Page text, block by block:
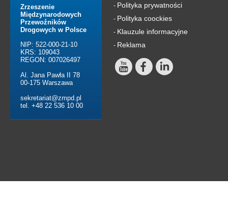
Zrzeszenie
Międzynarodowych
Przewoźników
Drogowych w Polsce
NIP: 522-000-21-10
KRS: 109043
REGON: 007026497
Al. Jana Pawła II 78
00-175 Warszawa
sekretariat@zmpd.pl
tel. +48 22 536 10 00
- Polityka prywatności
- Polityka coockies
- Klauzule informacyjne
- Reklama